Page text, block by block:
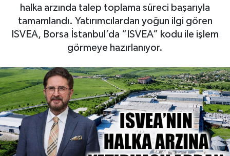
halka arzında talep toplama süreci başarıyla
tamamlandı. Yatırımcılardan yoğun ilgi gören
ISVEA, Borsa İstanbul’da “ISVEA” kodu ile işlem
görmeye hazırlanıyor.
Otovitrin
Asayiş
Gayrimenkul
Spor
Eğitim
Haber Arşivi